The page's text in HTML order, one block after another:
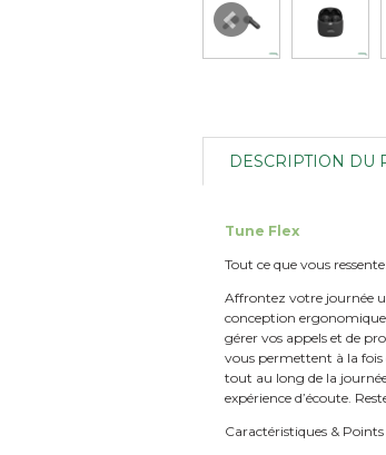
DESCRIPTION DU
Tune Flex
Tout ce que vous
Affrontez votre journée
conception
gérer vos appels et de
vous permettent à la
tout au long de la
expérience d’écoute.
Caractéristiques &